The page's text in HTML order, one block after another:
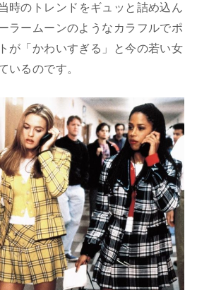
時のトレンドをギュッと詰め込ん
ラームーンのようなカラフルでポ
が「かわいすぎる」と今の若い女
いるのです。